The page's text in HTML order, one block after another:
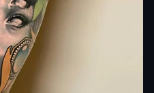
corpo e della propria
nella contemporaneità, i
empowerment, self-love
sottolineati da slogan o